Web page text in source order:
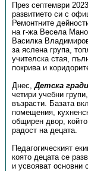
През септември
развитието си с
Ремонтните
на г-жа Весела
Василка
за яслена група,
учителска стая,
покрива и
Днес,Детска
четири учебни
възрасти. Базата
помещения,
общирен двор,
радост на децата.
Педагогическият
която децата се
и усвояват основни